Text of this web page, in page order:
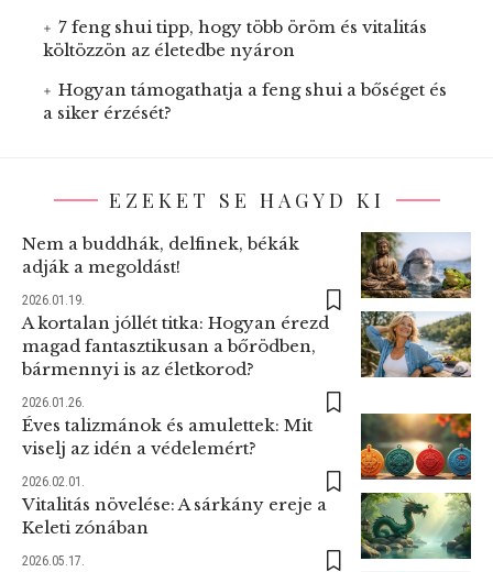
7 feng shui tipp, hogy több öröm és vitalitás
költözzön az életedbe nyáron
Hogyan támogathatja a feng shui a bőséget és
a siker érzését?
EZEKET SE HAGYD KI
Nem a buddhák, delfinek, békák
adják a megoldást!
2026.01.19.
A kortalan jóllét titka: Hogyan érezd
magad fantasztikusan a bőrödben,
bármennyi is az életkorod?
2026.01.26.
Éves talizmánok és amulettek: Mit
viselj az idén a védelemért?
2026.02.01.
Vitalitás növelése: A sárkány ereje a
Keleti zónában
2026.05.17.